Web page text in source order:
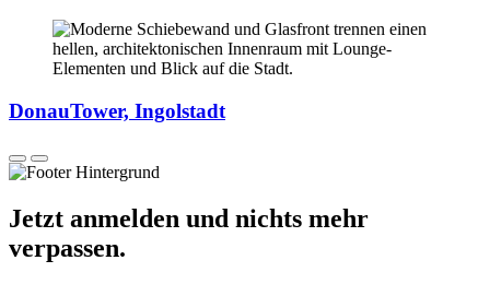
DonauTower, Ingolstadt
Jetzt anmelden und nichts mehr
verpassen.